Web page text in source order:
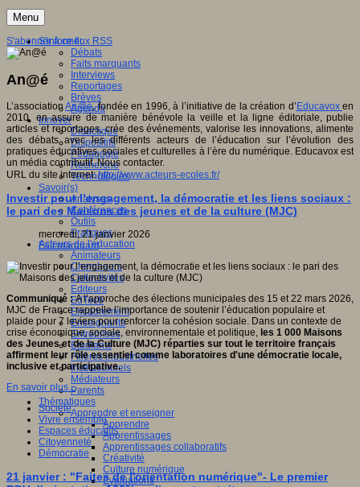
Menu
S'informer
Débats
Faits marquants
Interviews
Reportages
Brèves
Agenda
Innover
Didactique
Dispositifs
Pédagogie
Recherche
Technologies
Savoir(s)
Analyses
Conférences
Outils
Pratiques
Acteurs de l'éducation
Animateurs
Chercheurs
Collectivités
Editeurs
EdTech
Encadrement
Enseignants
Entreprises
Etudiants
Filières industrielles
Institutionnels
Médiateurs
Parents
Thématiques
Apprendre et enseigner
Apprendre
Apprentissages
Apprentissages collaboratifs
Créativité
Culture numérique
Evaluations
S'abonner à ce flux RSS
An@é
L’associationAn@é, fondée en 1996, à l’initiative de la création d’Educavoxen
2010, en assure de manière bénévole la veille et la ligne éditoriale, publie
articles et reportages, crée des événements, valorise les innovations, alimente
des débats avec les différents acteurs de l’éducation sur l’évolution des
pratiques éducatives, sociales et culturelles à l’ère du numérique. Educavox est
un média contributif. Nous contacter.
URL du site internet:http://www.acteurs-ecoles.fr/
Investir pour l’engagement, la démocratie et les liens sociaux :
le pari des Maisons des jeunes et de la culture (MJC)
mercredi, 21 janvier 2026
Fait marquant
Communiqué :A l’approche des élections municipales des 15 et 22 mars 2026,
MJC de France rappelle l’importance de soutenir l’éducation populaire et
plaide pour 7 leviers pour renforcer la cohésion sociale. Dans un contexte de
crise économique, sociale, environnementale et politique, les 1 000 Maisons
des Jeunes et de la Culture (MJC) réparties sur tout le territoire français
affirment leur rôle essentiel comme laboratoires d'une démocratie locale,
inclusive et participative.
En savoir plus...
Société
Vivre ensemble
Espaces éducatifs
Citoyenneté
Démocratie
21 janvier : "Faites de l'orientation numérique"- Le premier